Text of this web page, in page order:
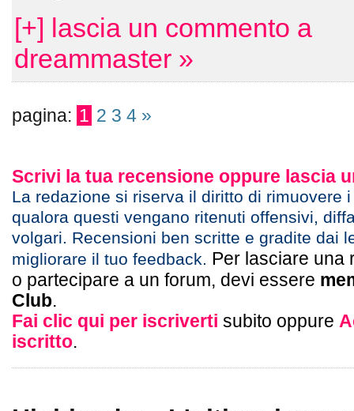
[+] lascia un commento a
dreammaster »
pagina: 1 2 3 4 »
Scrivi la tua recensione oppure lascia
La redazione si riserva il diritto di rimuovere
qualora questi vengano ritenuti offensivi,
volgari. Recensioni ben scritte e gradite dai
migliorare il tuo feedback. Per lasciare una
o partecipare a un forum, devi essere
Club.
Fai clic qui per iscriverti subito oppure
iscritto.